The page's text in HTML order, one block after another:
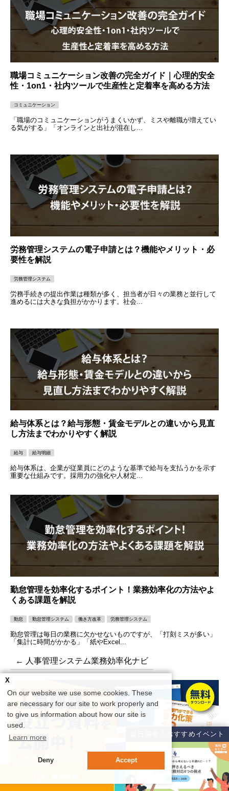
職場コミュニケーション改善の完全ガイド｜心理的安全
性・1on1・社内ツールで生産性と定着率を高める方法
コミュニケーション
「職場のコミュニケーションがうまくいかず、ミスや離職が増えてい
る気がする」「オンラインと出社が混在し...
労務管理システムの電子申請とは？機能やメリット・必
要性を解説
労務管理システム
労務手続きの提出作業は種類が多く、担当者が日々の業務と並行して
進めるには大きな負担がかかります。社会...
給与体系とは？給与形態・賃金モデルとの違いから見直
し方法までわかりやすく解説
給与 給与明細
給与体系は、企業が従業員にどのような基準で給与を支払うかを示す
重要な仕組みです。採用力の強化や人材定...
勤怠管理を効率化するポイント！業務効率化の方法やよ
くある課題を解説
勤怠 勤怠管理システム 働き方改革 労務管理システム
勤怠管理は毎日の業務に欠かせないものですが、「打刻ミスが多い」
「集計に時間がかかる」「紙やExcel...
← 人事管理システム業務効率化ナビ
資料請求
近日開催！おすすめイベント
On our website we use some cookies. These
are necessary for our site to work properly and
to give us information about how our site is
used.
Learn more
X
Deny Accept